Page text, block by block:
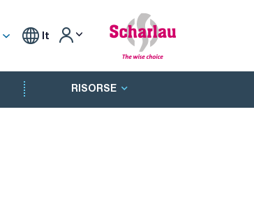
It
RISORSE